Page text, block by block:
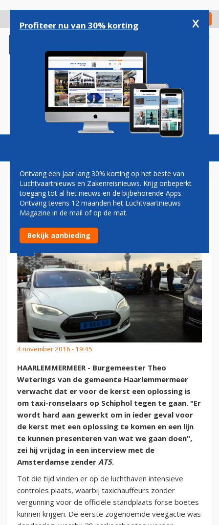
gaan
Check in
Magazine Podcasts Vacatures
'VOOR KERST EINDE AAN
RONSELEN SCHIPHOL'
4 november 2016 - 19:45
HAARLEMMERMEER - Burgemeester Theo
Weterings van de gemeente Haarlemmermeer
verwacht dat er voor de kerst een oplossing is
om taxi-ronselaars op Schiphol tegen te gaan. "Er
wordt hard aan gewerkt om in ieder geval voor
de kerst met een oplossing te komen en een lijn
te kunnen presenteren van wat we gaan doen",
zei hij vrijdag in een interview met de
Amsterdamse zender AT5.
Tot die tijd vinden er op de luchthaven intensieve
controles plaats, waarbij taxichauffeurs zonder
vergunning voor de officiële standplaats forse boetes
kunnen krijgen. De eerste zogenoemde veegactie was
Profiteer nu van 30% korting x
Ontvang een jaar lang 30% korting op het beste van
Luchtvaartnieuws en Zakenreisnieuws. Krijg onbeperkt
toegang tot al het nieuws en de bijbehorende Apps.
Ontvang tevens 12 maanden het Luchtvaartnieuws
Magazine in de mail of op de mat.
Bekijk aanbieding